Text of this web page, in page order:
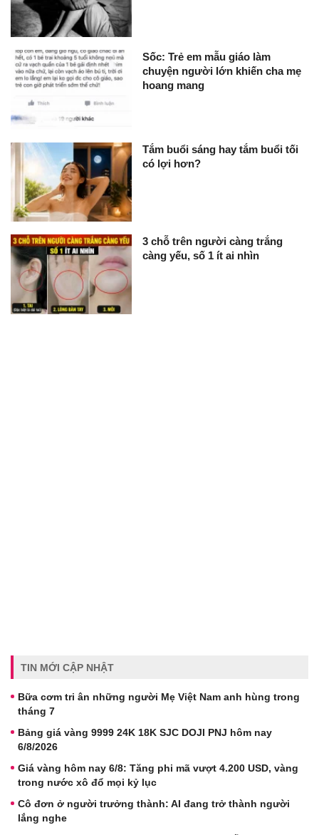
Sốc: Trẻ em mẫu giáo làm
chuyện người lớn khiến cha mẹ
hoang mang
Tắm buổi sáng hay tắm buổi tối
có lợi hơn?
3 chỗ trên người càng trắng
càng yếu, số 1 ít ai nhìn
TIN MỚI CẬP NHẬT
Bữa cơm tri ân những người Mẹ Việt Nam anh hùng trong
tháng 7
Bảng giá vàng 9999 24K 18K SJC DOJI PNJ hôm nay
6/8/2026
Giá vàng hôm nay 6/8: Tăng phi mã vượt 4.200 USD, vàng
trong nước xô đổ mọi kỷ lục
Cô đơn ở người trưởng thành: AI đang trở thành người
lắng nghe